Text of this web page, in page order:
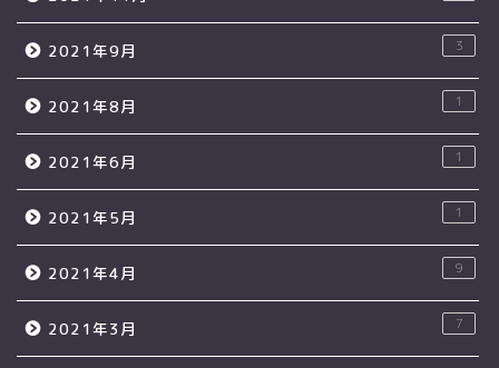
2021年9月 3
2021年8月 1
2021年6月 1
2021年5月 1
2021年4月 9
2021年3月 7